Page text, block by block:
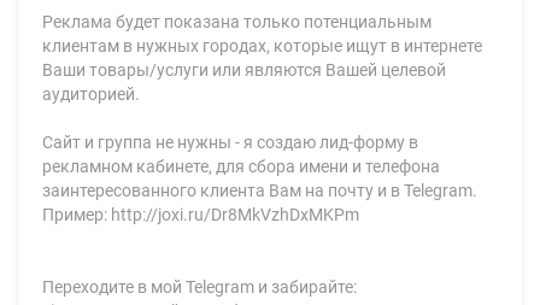
Реклама будет показана только потенциальным
клиентам в нужных городах, которые ищут в интернете
Ваши товары/услуги или являются Вашей целевой
аудиторией.
Сайт и группа не нужны - я создаю лид-форму в
рекламном кабинете, для сбора имени и телефона
заинтересованного клиента Вам на почту и в Telegram.
Пример: http://joxi.ru/Dr8MkVzhDxMKPm
Переходите в мой Telegram и забирайте: